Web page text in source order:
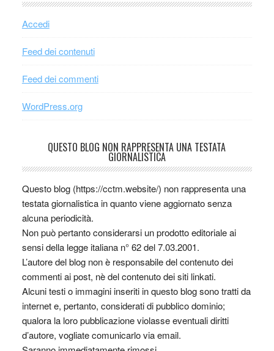
Accedi
Feed dei contenuti
Feed dei commenti
WordPress.org
QUESTO BLOG NON RAPPRESENTA UNA TESTATA
GIORNALISTICA
Questo blog (https://cctm.website/) non rappresenta una
testata giornalistica in quanto viene aggiornato senza
alcuna periodicità.
Non può pertanto considerarsi un prodotto editoriale ai
sensi della legge italiana n° 62 del 7.03.2001.
L’autore del blog non è responsabile del contenuto dei
commenti ai post, nè del contenuto dei siti linkati.
Alcuni testi o immagini inseriti in questo blog sono tratti da
internet e, pertanto, considerati di pubblico dominio;
qualora la loro pubblicazione violasse eventuali diritti
d’autore, vogliate comunicarlo via email.